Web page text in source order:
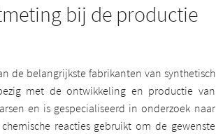
bij de productie
de belangrijkste fabrikanten van synthetisch
met de ontwikkeling en productie van
en is gespecialiseerd in onderzoek naar
reacties gebruikt om de gewenste